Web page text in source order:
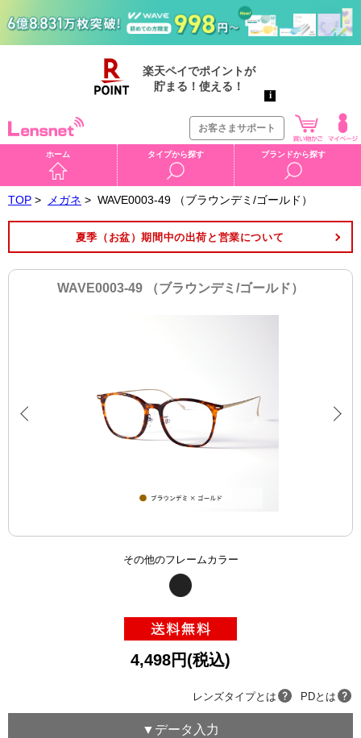
お客さまサポート
ホーム タイプから探す ブランドから探す
TOP > メガネ > WAVE0003-49 （ブラウンデミ/ゴールド）
夏季（お盆）期間中の出荷と営業について
WAVE0003-49 （ブラウンデミ/ゴールド）
その他のフレームカラー
4,498円(税込)
レンズタイプとは PDとは
▼データ入力